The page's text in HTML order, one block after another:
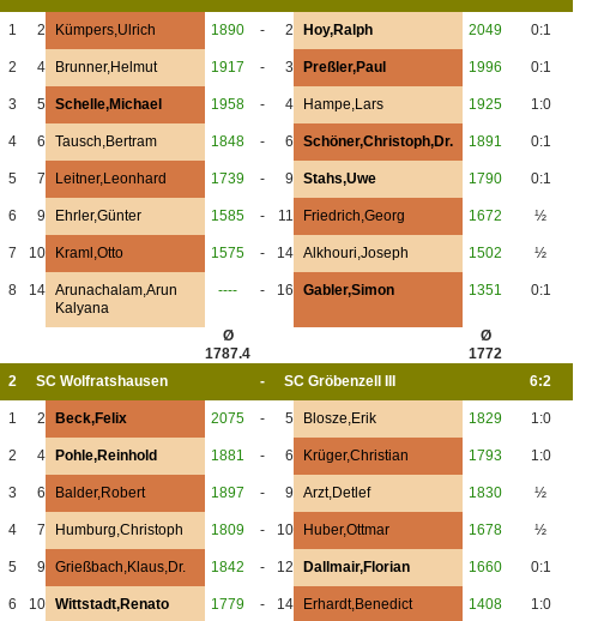
1 2 Kümpers,Ulrich 1890 - 2 Hoy,Ralph 2049 0:1
2 4 Brunner,Helmut 1917 - 3 Preßler,Paul 1996 0:1
3 5 Schelle,Michael 1958 - 4 Hampe,Lars 1925 1:0
4 6 Tausch,Bertram 1848 - 6 Schöner,Christoph,Dr. 1891 0:1
5 7 Leitner,Leonhard 1739 - 9 Stahs,Uwe 1790 0:1
6 9 Ehrler,Günter 1585 - 11 Friedrich,Georg 1672 ½
7 10 Kraml,Otto 1575 - 14 Alkhouri,Joseph 1502 ½
8 14 Arunachalam,Arun
Kalyana
---- - 16 Gabler,Simon 1351 0:1
Ø
1787.4
Ø
1772
2
SC Wolfratshausen - SC Gröbenzell III 6:2
1 2 Beck,Felix 2075 - 5 Blosze,Erik 1829 1:0
2 4 Pohle,Reinhold 1881 - 6 Krüger,Christian 1793 1:0
3 6 Balder,Robert 1897 - 9 Arzt,Detlef 1830 ½
4 7 Humburg,Christoph 1809 - 10 Huber,Ottmar 1678 ½
5 9 Grießbach,Klaus,Dr. 1842 - 12 Dallmair,Florian 1660 0:1
6 10 Wittstadt,Renato 1779 - 14 Erhardt,Benedict 1408 1:0